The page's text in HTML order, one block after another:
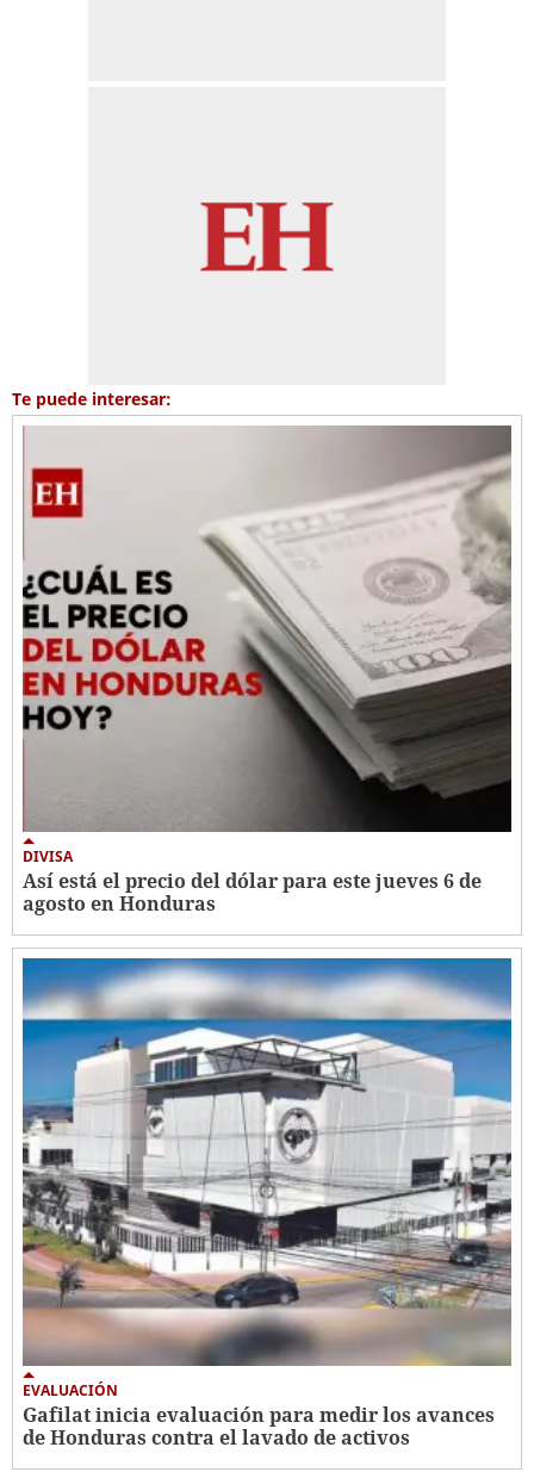
Te puede interesar:
DIVISA
Así está el precio del dólar para este jueves 6 de
agosto en Honduras
EVALUACIÓN
Gafilat inicia evaluación para medir los avances
de Honduras contra el lavado de activos